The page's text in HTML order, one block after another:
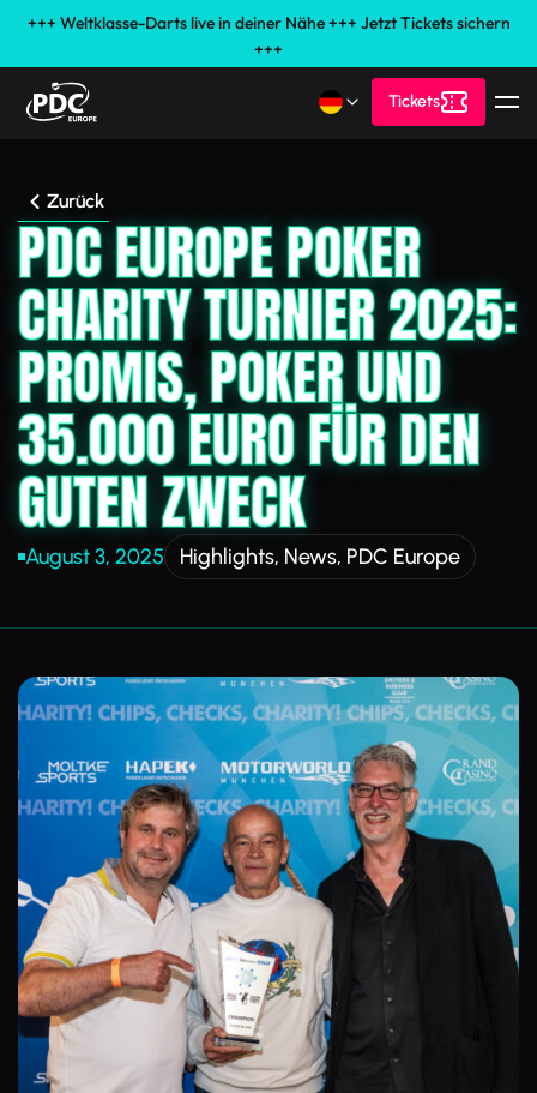
+++ Weltklasse-Darts live in deiner Nähe +++ Jetzt Tickets sichern
+++
Tickets
Zurück
PDC EUROPE POKER
CHARITY TURNIER 2025:
PROMIS, POKER UND
35.000 EURO FÜR DEN
GUTEN ZWECK
August 3, 2025 Highlights, News, PDC Europe